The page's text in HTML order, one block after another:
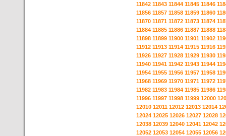
11842 11843 11844 11845 11846
11856 11857 11858 11859 11860
11870 11871 11872 11873 11874
11884 11885 11886 11887 11888
11898 11899 11900 11901 11902
11912 11913 11914 11915 11916
11926 11927 11928 11929 11930
11940 11941 11942 11943 11944
11954 11955 11956 11957 11958
11968 11969 11970 11971 11972
11982 11983 11984 11985 11986
11996 11997 11998 11999 12000
12010 12011 12012 12013 12014
12024 12025 12026 12027 12028
12038 12039 12040 12041 12042
12052 12053 12054 12055 12056